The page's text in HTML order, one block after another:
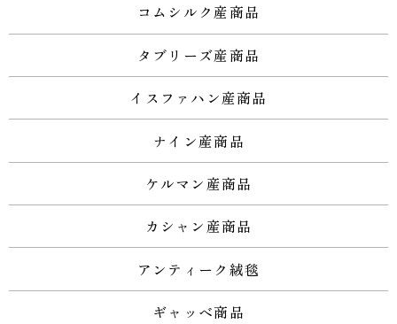
コムシルク産商品
タブリーズ産商品
イスファハン産商品
ナイン産商品
ケルマン産商品
カシャン産商品
アンティーク絨毯
ギャッベ商品